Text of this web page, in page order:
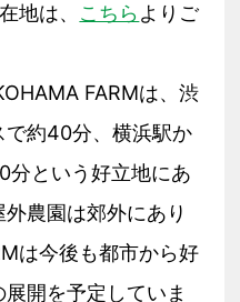
地は、 こちらよりご
FARMは、渋
で約40分、横浜駅か
分という好立地にあ
農園は郊外にあり
は今後も都市から好
開を予定していま